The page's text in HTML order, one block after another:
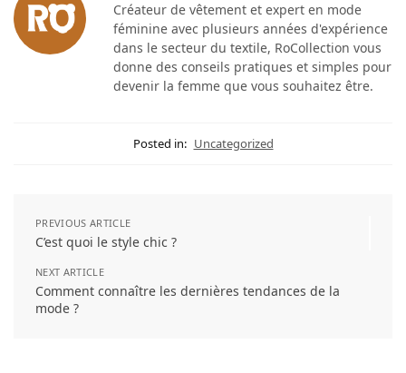
Créateur de vêtement et expert en mode
féminine avec plusieurs années d'expérience
dans le secteur du textile, RoCollection vous
donne des conseils pratiques et simples pour
devenir la femme que vous souhaitez être.
Posted in: Uncategorized
PREVIOUS ARTICLE
C’est quoi le style chic ?
NEXT ARTICLE
Comment connaître les dernières tendances de la
mode ?